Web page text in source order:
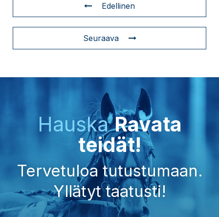
Edellinen
Seuraava
HauskaRavata
teidät!
Tervetuloa tutustumaan.
Yllätyt taatusti!